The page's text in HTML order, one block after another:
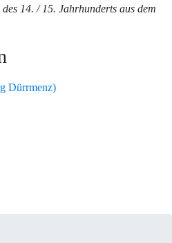
14. / 15. Jahrhunderts aus dem